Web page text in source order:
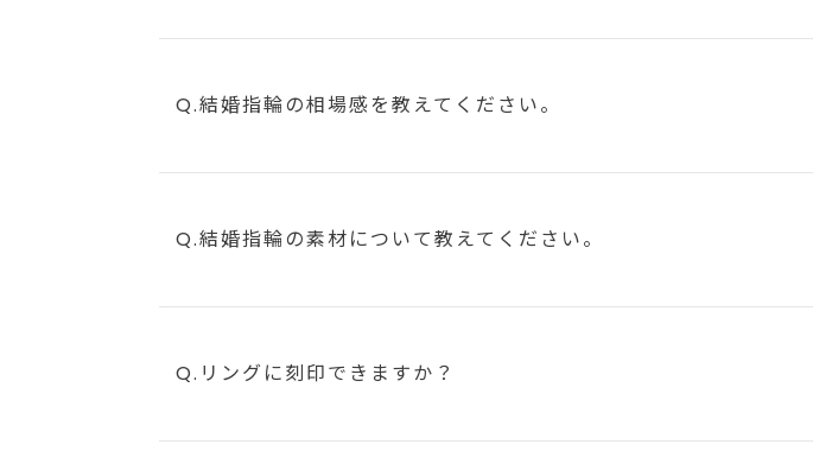
Q.結婚指輪の相場感を教えてください。
Q.結婚指輪の素材について教えてください。
Q.リングに刻印できますか？